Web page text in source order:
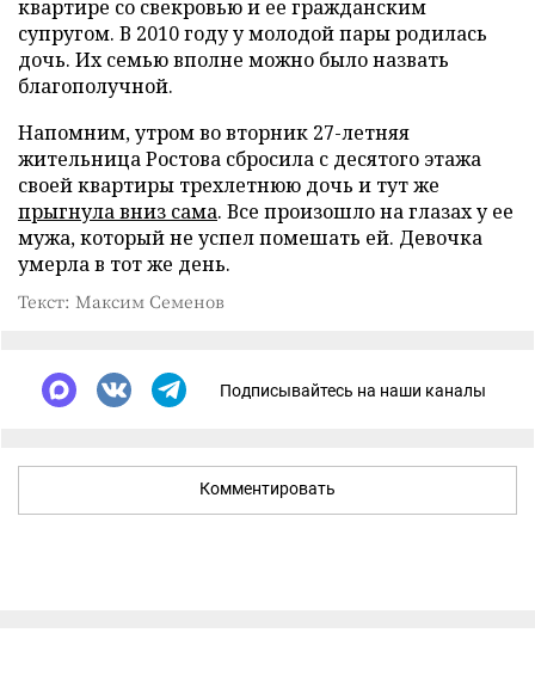
квартире со свекровью и ее гражданским
супругом. В 2010 году у молодой пары родилась
дочь. Их семью вполне можно было назвать
благополучной.
Напомним, утром во вторник 27-летняя
жительница Ростова сбросила с десятого этажа
своей квартиры трехлетнюю дочь и тут же
прыгнула вниз сама. Все произошло на глазах у ее
мужа, который не успел помешать ей. Девочка
умерла в тот же день.
Текст: Максим Семенов
Подписывайтесь на наши каналы
Комментировать